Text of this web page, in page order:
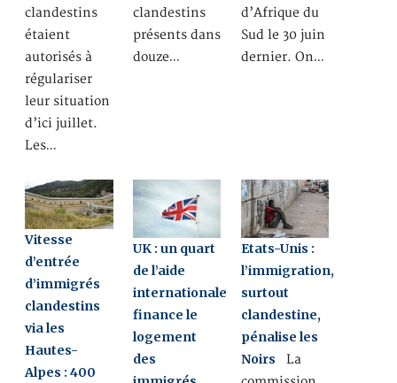
clandestins
étaient
autorisés à
régulariser
leur situation
d’ici juillet.
Les…
clandestins
présents dans
douze…
d’Afrique du
Sud le 30 juin
dernier. On…
Vitesse
d’entrée
d’immigrés
clandestins
via les
Hautes-
Alpes : 400
UK : un quart
de l’aide
internationale
finance le
logement
des
Etats-Unis :
l’immigration,
surtout
clandestine,
pénalise les
Noirs La